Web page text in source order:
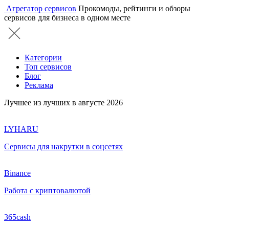
Агрегатор сервисов Прокомоды, рейтинги и обзоры
сервисов для бизнеса в одном месте
Категории
Топ сервисов
Блог
Реклама
Лучшее из лучших в августе 2026
LYHARU
Сервисы для накрутки в соцсетях
Binance
Работа с криптовалютой
365cash